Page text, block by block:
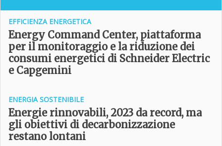
EFFICIENZA ENERGETICA
Energy Command Center, piattaforma
per il monitoraggio e la riduzione dei
consumi energetici di Schneider Electric
e Capgemini
ENERGIA SOSTENIBILE
Energie rinnovabili, 2023 da record, ma
gli obiettivi di decarbonizzazione
restano lontani